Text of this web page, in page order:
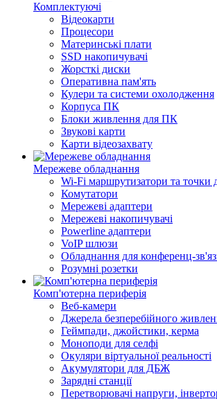
Комплектуючі
Відеокарти
Процесори
Материнські плати
SSD накопичувачі
Жорсткі диски
Оперативна пам'ять
Кулери та системи охолодження
Корпуса ПК
Блоки живлення для ПК
Звукові карти
Карти відеозахвату
Мережеве обладнання
Wi-Fi маршрутизатори та точки
Комутатори
Мережеві адаптери
Мережеві накопичувачі
Powerline адаптери
VoIP шлюзи
Обладнання для конференц-
Розумні розетки
Комп'ютерна периферія
Веб-камери
Джерела безперебійного
Геймпади, джойстики, керма
Моноподи для селфі
Окуляри віртуальної реальності
Акумулятори для ДБЖ
Зарядні станції
Перетворювачі напруги,